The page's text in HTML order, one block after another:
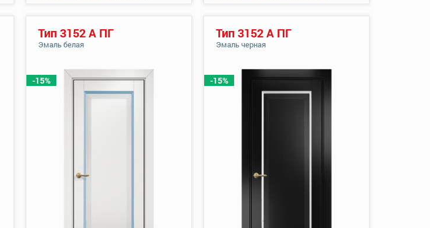
-15%
Тип 3152 А ПГ
Эмаль белая
-15%
Тип 3152 А ПГ
Эмаль черная